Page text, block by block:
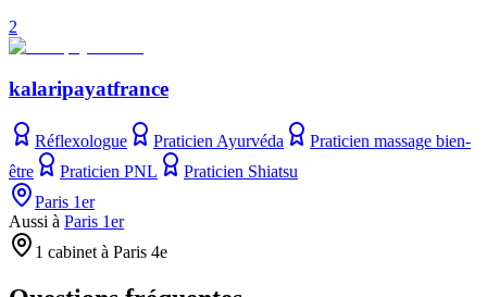
2
kalaripayatfrance
Réflexologue Praticien Ayurvéda
Praticien massage bien-
être
Praticien PNL
Praticien Shiatsu
Paris 1er
Aussi à Paris 1er
1 cabinet à Paris 4e